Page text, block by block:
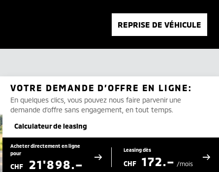
REPRISE DE VÉHICULE
VOTRE DEMANDE D’OFFRE EN LIGNE:
En quelques clics, vous pouvez nous faire parvenir une
demande d’offre sans engagement, en tout temps.
Calculateur de leasing
Acheter directement en ligne
pour
CHF 21'898.–
Leasing dès
CHF 172.– /mois